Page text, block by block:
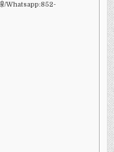
/Whatsapp:852-